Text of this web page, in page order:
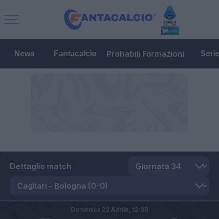
News Fantacalcio Probabili Formazioni
Dettaglio match
Domenica 22 Aprile, 12:30